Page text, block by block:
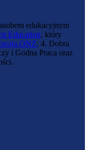
edukacyjnym
Education, który
ONZ: 4. Dobra
i Godna Praca oraz